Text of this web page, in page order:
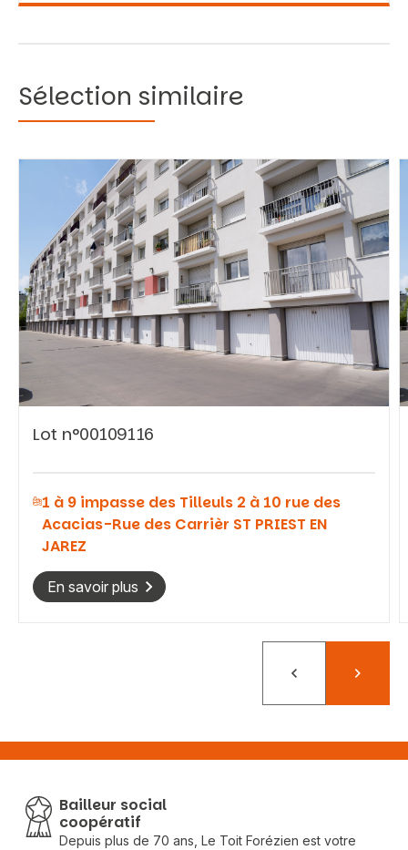
Rechercher
Sélection similaire
Lot n°00109116
1 à 9 impasse des Tilleuls 2 à 10 rue des
Acacias-Rue des Carrièr ST PRIEST EN
JAREZ
En savoir plus
PrécédentSuivant
Bailleur social
coopératif
Depuis plus de 70 ans, Le Toit Forézien est votre